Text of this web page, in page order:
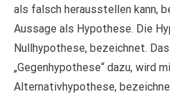
als falsch herausstellen kann,
Aussage als Hypothese. Die
Nullhypothese, bezeichnet.
„Gegenhypothese“ dazu, wird
Alternativhypothese,